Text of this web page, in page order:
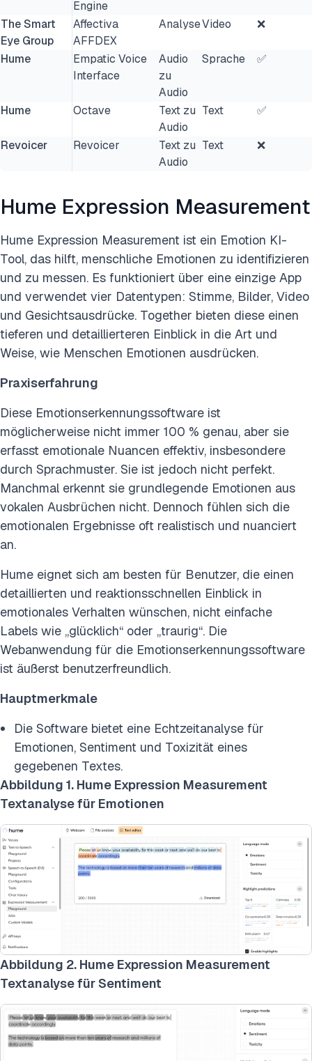
Engine
The Smart
Eye Group
Affectiva
AFFDEX
AnalyseVideo ❌
Hume
Empatic Voice
Interface
Audio
zu
Audio
Sprache ✅
Hume Octave
Text zu
Audio
Text ✅
Revoicer Revoicer
Text zu
Audio
Text ❌
Hume Expression Measurement
Hume Expression Measurement ist ein Emotion KI-
Tool, das hilft, menschliche Emotionen zu identifizieren
und zu messen. Es funktioniert über eine einzige App
und verwendet vier Datentypen: Stimme, Bilder, Video
und Gesichtsausdrücke. Together bieten diese einen
tieferen und detaillierteren Einblick in die Art und
Weise, wie Menschen Emotionen ausdrücken.
Praxiserfahrung
Diese Emotionserkennungssoftware ist
möglicherweise nicht immer 100 % genau, aber sie
erfasst emotionale Nuancen effektiv, insbesondere
durch Sprachmuster. Sie ist jedoch nicht perfekt.
Manchmal erkennt sie grundlegende Emotionen aus
vokalen Ausbrüchen nicht. Dennoch fühlen sich die
emotionalen Ergebnisse oft realistisch und nuanciert
an.
Hume eignet sich am besten für Benutzer, die einen
detaillierten und reaktionsschnellen Einblick in
emotionales Verhalten wünschen, nicht einfache
Labels wie „glücklich“ oder „traurig“. Die
Webanwendung für die Emotionserkennungssoftware
ist äußerst benutzerfreundlich.
Hauptmerkmale
Die Software bietet eine Echtzeitanalyse für
Emotionen, Sentiment und Toxizität eines
gegebenen Textes.
Abbildung 1. Hume Expression Measurement
Textanalyse für Emotionen
Abbildung 2. Hume Expression Measurement
Textanalyse für Sentiment